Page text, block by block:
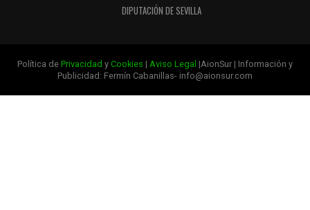
DIPUTACIÓN DE SEVILLA
Política de Privacidad y Cookies | Aviso Legal |AionSur | Información y
Publicidad: Fermín Cabanillas- info@aionsur.com